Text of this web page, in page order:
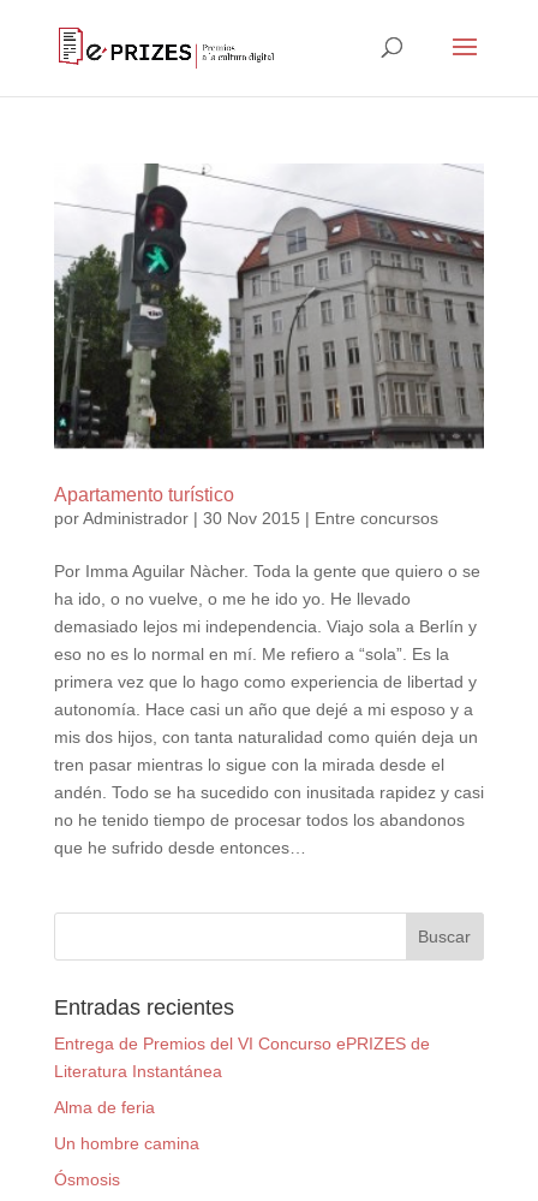
Apartamento turístico
porAdministrador| 30 Nov 2015 | Entre concursos
Por Imma Aguilar Nàcher. Toda la gente que quiero o se
ha ido, o no vuelve, o me he ido yo. He llevado
demasiado lejos mi independencia. Viajo sola a Berlín y
eso no es lo normal en mí. Me refiero a “sola”. Es la
primera vez que lo hago como experiencia de libertad y
autonomía. Hace casi un año que dejé a mi esposo y a
mis dos hijos, con tanta naturalidad como quién deja un
tren pasar mientras lo sigue con la mirada desde el
andén. Todo se ha sucedido con inusitada rapidez y casi
no he tenido tiempo de procesar todos los abandonos
que he sufrido desde entonces…
Entradas recientes
Entrega de Premios del VI Concurso ePRIZES de
Literatura Instantánea
Alma de feria
Un hombre camina
Ósmosis